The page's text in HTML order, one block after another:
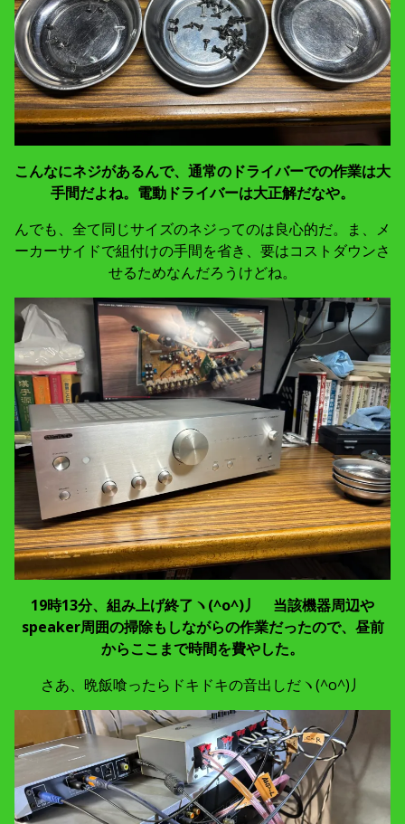
こんなにネジがあるんで、通常のドライバーでの作業は大
手間だよね。電動ドライバーは大正解だなや。
んでも、全て同じサイズのネジってのは良心的だ。ま、メ
ーカーサイドで組付けの手間を省き、要はコストダウンさ
せるためなんだろうけどね。
19時13分、組み上げ終了ヽ(^o^)丿 当該機器周辺や
speaker周囲の掃除もしながらの作業だったので、昼前
からここまで時間を費やした。
さあ、晩飯喰ったらドキドキの音出しだヽ(^o^)丿